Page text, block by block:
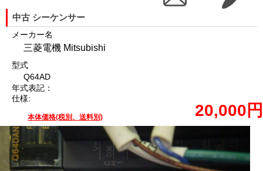
中古 シーケンサー
メーカー名
三菱電機 Mitsubishi
型式
Q64AD
年式表記：
仕様:
本体価格(税別、送料別) 20,000円